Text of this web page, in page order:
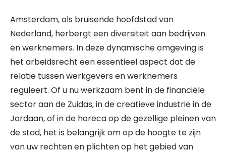
Amsterdam, als bruisende hoofdstad van
Nederland, herbergt een diversiteit aan bedrijven
en werknemers. In deze dynamische omgeving is
het arbeidsrecht een essentieel aspect dat de
relatie tussen werkgevers en werknemers
reguleert. Of u nu werkzaam bent in de financiële
sector aan de Zuidas, in de creatieve industrie in de
Jordaan, of in de horeca op de gezellige pleinen van
de stad, het is belangrijk om op de hoogte te zijn
van uw rechten en plichten op het gebied van